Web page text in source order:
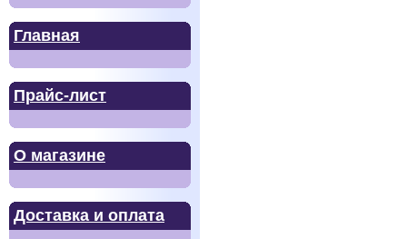
Главная
Прайс-лист
О магазине
Доставка и оплата